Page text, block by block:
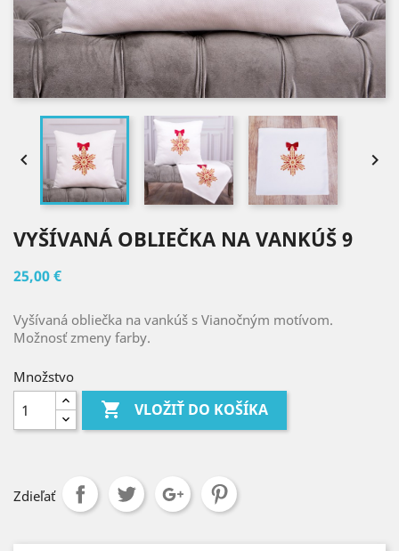
 
VYŠÍVANÁ OBLIEČKA NA VANKÚŠ 9
25,00 €
Vyšívaná obliečka na vankúš s Vianočným motívom.
Možnosť zmeny farby.
Množstvo
 VLOŽIŤ DO KOŠÍKA
Zdieľať